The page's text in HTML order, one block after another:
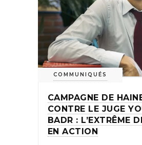
COMMUNIQUÉS
CAMPAGNE DE
CONTRE LE JUGE
BADR : L’EXTRÊME
EN ACTION